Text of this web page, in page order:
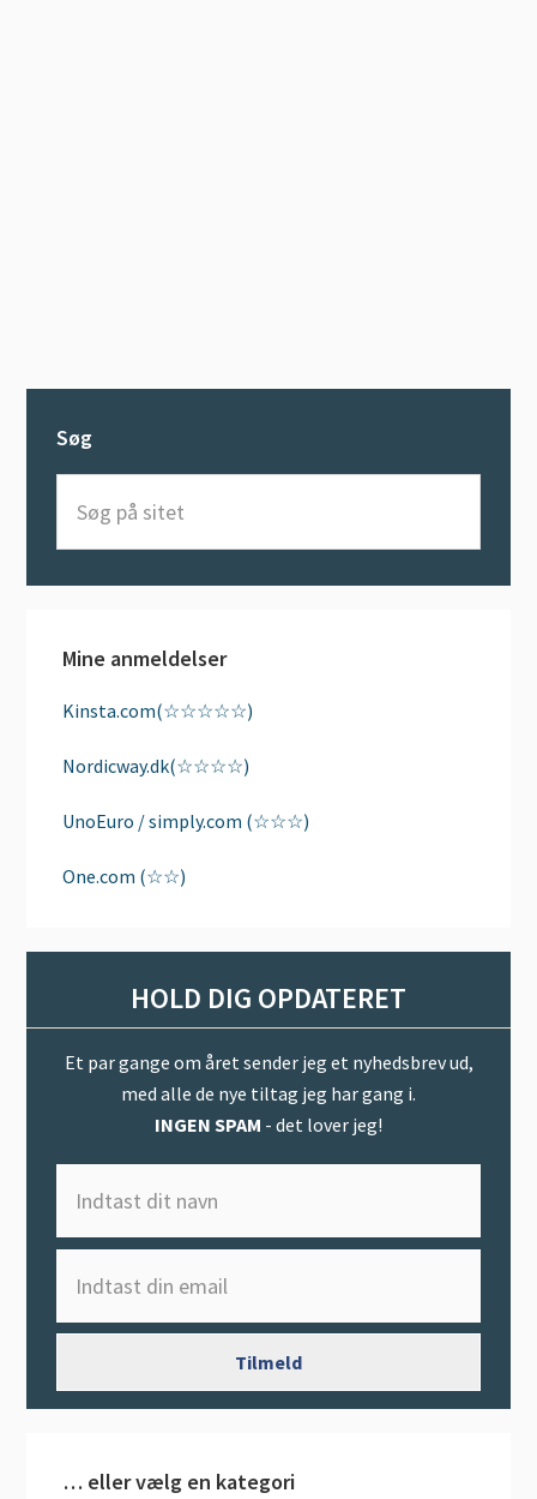
Søg
sitet
Mine anmeldelser
Kinsta.com(☆☆☆☆☆)
Nordicway.dk(☆☆☆☆)
UnoEuro / simply.com (☆☆☆)
One.com (☆☆)
HOLD DIG OPDATERET
Et par gange om året sender jeg et nyhedsbrev ud,
med alle de nye tiltag jeg har gang i.
INGEN SPAM - det lover jeg!
… eller vælg en kategori